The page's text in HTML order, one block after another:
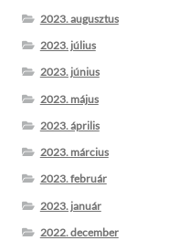
2023. augusztus
2023. július
2023. június
2023. május
2023. április
2023. március
2023. február
2023. január
2022. december